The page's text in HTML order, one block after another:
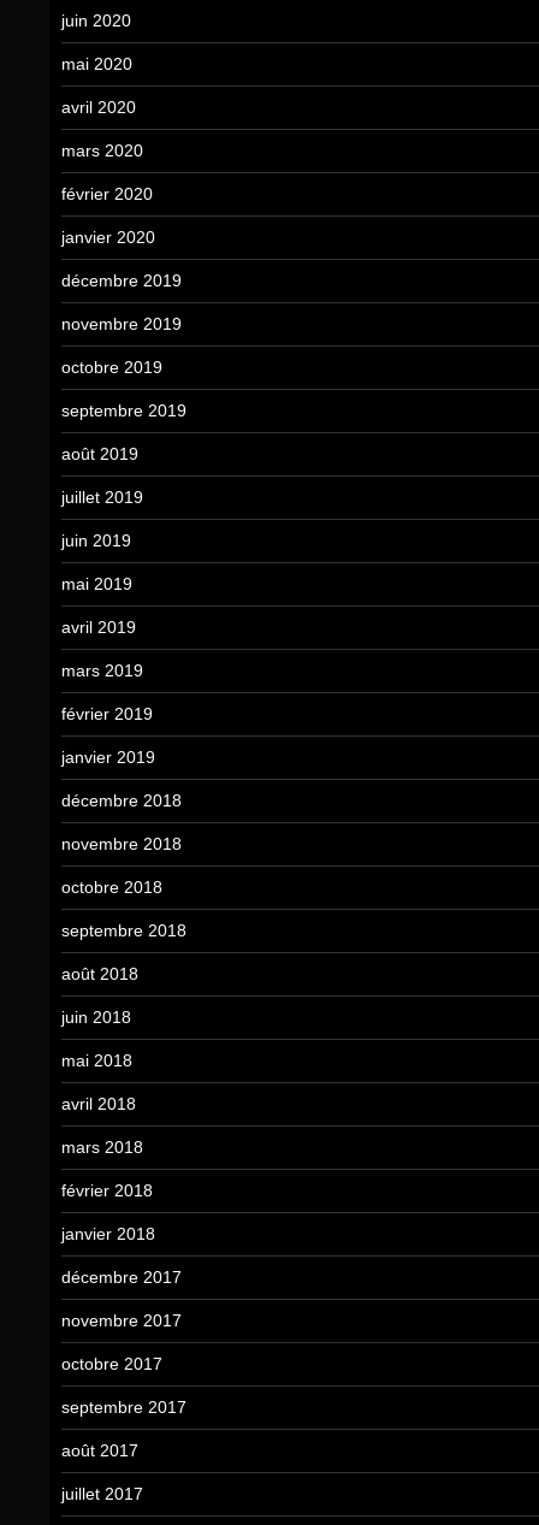
juin 2020
mai 2020
avril 2020
mars 2020
février 2020
janvier 2020
décembre 2019
novembre 2019
octobre 2019
septembre 2019
août 2019
juillet 2019
juin 2019
mai 2019
avril 2019
mars 2019
février 2019
janvier 2019
décembre 2018
novembre 2018
octobre 2018
septembre 2018
août 2018
juin 2018
mai 2018
avril 2018
mars 2018
février 2018
janvier 2018
décembre 2017
novembre 2017
octobre 2017
septembre 2017
août 2017
juillet 2017